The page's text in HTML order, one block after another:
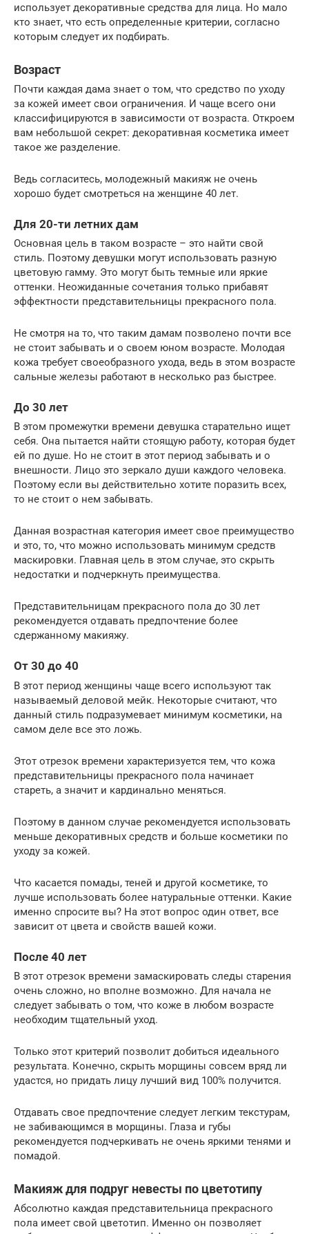
использует декоративные средства для лица. Но мало
кто знает, что есть определенные критерии, согласно
которым следует их подбирать.
Возраст
Почти каждая дама знает о том, что средство по уходу
за кожей имеет свои ограничения. И чаще всего они
классифицируются в зависимости от возраста. Откроем
вам небольшой секрет: декоративная косметика имеет
такое же разделение.
Ведь согласитесь, молодежный макияж не очень
хорошо будет смотреться на женщине 40 лет.
Для 20-ти летних дам
Основная цель в таком возрасте – это найти свой
стиль. Поэтому девушки могут использовать разную
цветовую гамму. Это могут быть темные или яркие
оттенки. Неожиданные сочетания только прибавят
эффектности представительницы прекрасного пола.
Не смотря на то, что таким дамам позволено почти все
не стоит забывать и о своем юном возрасте. Молодая
кожа требует своеобразного ухода, ведь в этом возрасте
сальные железы работают в несколько раз быстрее.
До 30 лет
В этом промежутки времени девушка старательно ищет
себя. Она пытается найти стоящую работу, которая будет
ей по душе. Но не стоит в этот период забывать и о
внешности. Лицо это зеркало души каждого человека.
Поэтому если вы действительно хотите поразить всех,
то не стоит о нем забывать.
Данная возрастная категория имеет свое преимущество
и это, то, что можно использовать минимум средств
маскировки. Главная цель в этом случае, это скрыть
недостатки и подчеркнуть преимущества.
Представительницам прекрасного пола до 30 лет
рекомендуется отдавать предпочтение более
сдержанному макияжу.
От 30 до 40
В этот период женщины чаще всего используют так
называемый деловой мейк. Некоторые считают, что
данный стиль подразумевает минимум косметики, на
самом деле все это ложь.
Этот отрезок времени характеризуется тем, что кожа
представительницы прекрасного пола начинает
стареть, а значит и кардинально меняться.
Поэтому в данном случае рекомендуется использовать
меньше декоративных средств и больше косметики по
уходу за кожей.
Что касается помады, теней и другой косметике, то
лучше использовать более натуральные оттенки. Какие
именно спросите вы? На этот вопрос один ответ, все
зависит от цвета и свойств вашей кожи.
После 40 лет
В этот отрезок времени замаскировать следы старения
очень сложно, но вполне возможно. Для начала не
следует забывать о том, что коже в любом возрасте
необходим тщательный уход.
Только этот критерий позволит добиться идеального
результата. Конечно, скрыть морщины совсем вряд ли
удастся, но придать лицу лучший вид 100% получится.
Отдавать свое предпочтение следует легким текстурам,
не забивающимся в морщины. Глаза и губы
рекомендуется подчеркивать не очень яркими тенями и
помадой.
Макияж для подруг невесты по цветотипу
Абсолютно каждая представительница прекрасного
пола имеет свой цветотип. Именно он позволяет